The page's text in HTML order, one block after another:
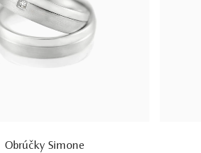
Obrúčky Simone